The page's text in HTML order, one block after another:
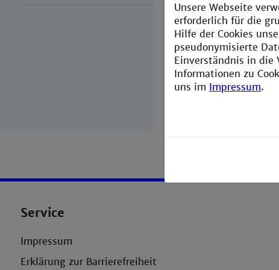
fields of
systems biology
experimental
Founded in
different
of its members
Service
Impressum
Erklärung zur Barrierefreiheit
Unsere Webseite
erforderlich für die
Hilfe der Cookies
pseudonymisierte
Einverständnis in die
Informationen zu
uns im Impressum.